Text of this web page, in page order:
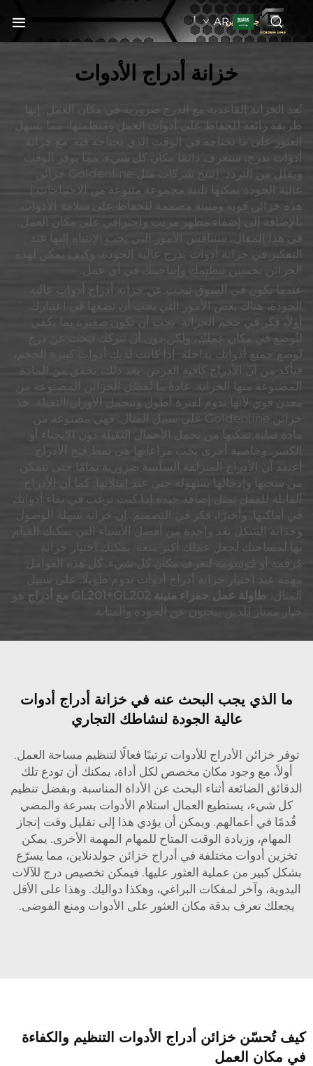
جولدنبلاينAR
خزانة أدراج الأدوات
تُعد الخزانة القاعدية مع الدرج ضرورية في مكان العمل. إنها
طريقة رائعة للحفاظ على أدوات العمل ومنظمتها، مما يسهل
العثور على ما تحتاجه في الوقت الذي تحتاجه فيه. مع خزانة
أدوات بدرج، ستعرف دائمًا مكان كل شيء، مما يوفر الوقت
ويقلل من التردد. (تنتج شركات مثل Goldenline خزائن
عالية الجودة يمكنها تلبية مجموعة متنوعة من الاحتياجات.)
هذه خزائن قوية ومتينة مصممة للحفاظ على سلامة الأدوات.
بالإضافة إلى إضفاء مظهر مرتب واحترافي على مكان العمل.
في هذا المقال، سنناقش الأمور التي يجب الانتباه إليها عند
التفكير في خزانة أدوات بدرج عالية الجودة، وكيف يمكن لهذه
الخزائن تحسين تنظيمك وإنتاجيتك في أي عمل.
عندما تكون في السوق تبحث عن خزانة أدراج أدوات عالية
الجودة، هناك بعض الأمور التي يجب أن تضعها في اعتبارك.
أولاً، فكر في حجم الخزانة. يجب أن تكون صغيرة بما يكفي
لتُوضع في مكان عملك، ولكن دون أن تتركك تبحث عن درج
لوضع جميع أدواتك بداخله. إذا كانت لديك أدوات كبيرة الحجم،
فتأكد من أن الأدراج كافية العرض. بعد ذلك، تحقق من المادة
المصنوعة منها الخزانة. عادةً ما تُفضّل الخزائن المصنوعة من
معدن قوي لأنها تدوم لفترة أطول وتتحمل الأوزان الثقيلة. خذ
خزائن Goldenline على سبيل المثال: فهي مصنوعة من
مادة صلبة تمكنها من تحمل الأحمال الثقيلة دون الانحناء أو
الكسر. وخاصية أخرى يجب مراعاتها هي نمط فتح الأدراج.
أعتقد أن الأدراج المنزلقة السلسة ضرورية تمامًا حتى تتمكن
من سحبها وإدخالها بسهولة حتى عند امتلائها. كما أن الأدراج
القابلة للقفل تمثل إضافة جيدة إذا كنت ترغب في بقاء أدواتك
في أماكنها. وأخيرًا، فكر في التصميم. إن خزانة سهلة الوصول
وجذابة الشكل تعد واحدة من أفضل الأشياء التي يمكنك القيام
بها لمساحتك لجعل عملك أكثر متعة. يمكنك اختيار خزانة
مُرقمة أو مُوسومة لتعرف مكان كل شيء. كل هذه العوامل
مهمة عند اختيار خزانة أدراج أدوات تدوم طويلًا. على سبيل
المثال، طاولة عمل حمراء متينة GL201+GL202 مع أدراج
هو
خيار ممتاز للذين يبحثون عن الجودة والمتانة.
ما الذي يجب البحث عنه في خزانة أدراج أدوات
عالية الجودة لنشاطك التجاري
توفر خزائن الأدراج للأدوات ترتيبًا فعالًا لتنظيم مساحة العمل.
أولاً، مع وجود مكان مخصص لكل أداة، يمكنك أن تودع تلك
الدقائق الضائعة أثناء البحث عن الأداة المناسبة. وبفضل تنظيم
كل شيء، يستطيع العمال استلام الأدوات بسرعة والمضي
قُدمًا في أعمالهم. ويمكن أن يؤدي هذا إلى تقليل وقت إنجاز
المهام، وزيادة الوقت المتاح للمهام المهمة الأخرى. يمكن
تخزين أدوات مختلفة في أدراج خزائن جولدنلاين، مما يسرّع
بشكل كبير من عملية العثور عليها. فيمكن تخصيص درج للآلات
اليدوية، وآخر لمفكات البراغي، وهكذا دواليك. وهذا على الأقل
يجعلك تعرف بدقة مكان العثور على الأدوات ومنع الفوضى.
كيف تُحسّن خزائن أدراج الأدوات التنظيم والكفاءة
في مكان العمل